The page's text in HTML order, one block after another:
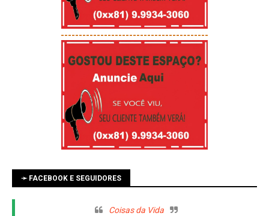
-----------------------------------------
➛ FACEBOOK E SEGUIDORES
Coisas da Vida